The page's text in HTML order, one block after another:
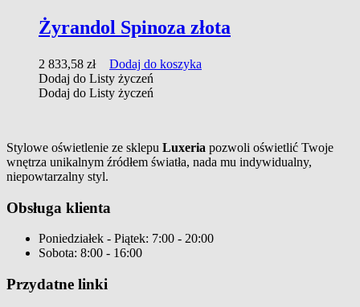
Żyrandol Spinoza złota
2 833,58 zł
Dodaj do koszyka
Dodaj do Listy życzeń
Dodaj do Listy życzeń
Stylowe oświetlenie ze sklepu Luxeria pozwoli oświetlić Twoje
wnętrza unikalnym źródłem światła, nada mu indywidualny,
niepowtarzalny styl.
Obsługa klienta
Poniedziałek - Piątek: 7:00 - 20:00
Sobota: 8:00 - 16:00
Przydatne linki